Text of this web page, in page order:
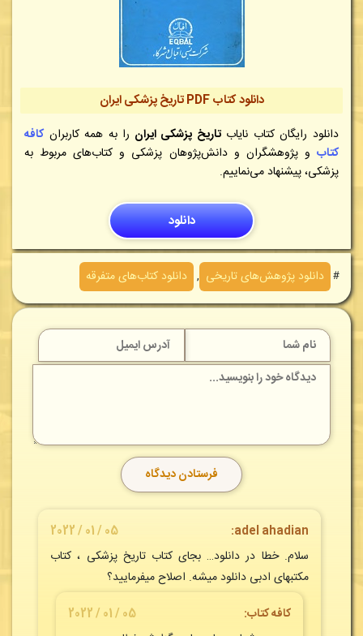
دانلود کتابPDFتاریخ پزشکی ایران
دانلود رایگان کتاب نایابتاریخ پزشکی ایران را به همه کاربرانکافه
کتاب و پژوهشگران و دانش‌پژوهان پزشکی و کتاب‌های مربوط به
پزشکی، پیشنهاد می‌نماییم.
دانلود
＃ دانلود پژوهش‌های تاريخی , دانلود کتاب‌های متفرقه
adel ahadian:
05 / 01 / 2022
سلام. خطا در دانلود… بجای کتاب تاریخ پزشکی ، کتاب
مکتبهای ادبی دانلود میشه. اصلاح میفرمایید؟
کافه کتاب:
05 / 01 / 2022